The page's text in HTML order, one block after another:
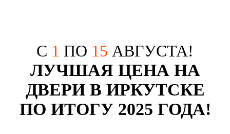
С 1 ПО 15 АВГУСТА!
ЛУЧШАЯ ЦЕНА НА
ДВЕРИ В ИРКУТСКЕ
ПО ИТОГУ 2025 ГОДА!